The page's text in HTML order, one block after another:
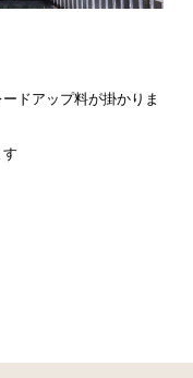
ドアップ料が掛かりま